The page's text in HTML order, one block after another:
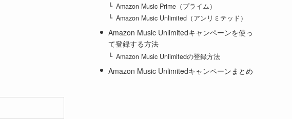
Amazon Music Prime（プライム）
Amazon Music Unlimited（アンリミテッド）
Amazon Music Unlimitedキャンペーンを使っ
て登録する方法
Amazon Music Unlimitedの登録方法
Amazon Music Unlimitedキャンペーンまとめ